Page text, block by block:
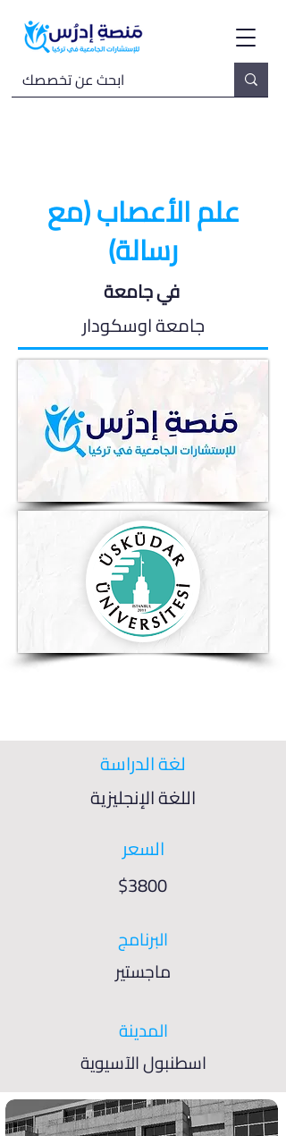
علم الأعصاب (مع
رسالة)
في جامعة
جامعة اوسكودار
لغة الدراسة
اللغة الإنجليزية
السعر
$3800
البرنامج
ماجستير
المدينة
اسطنبول الآسيوية